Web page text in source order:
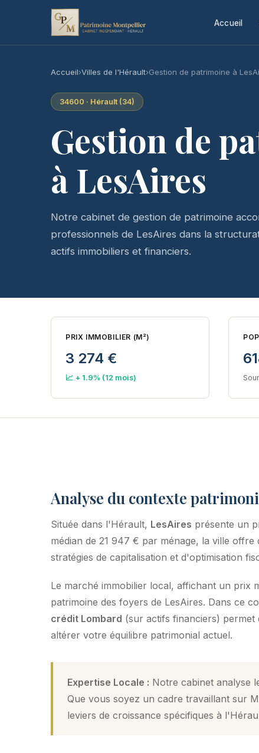
Accueil
Accueil›Villes de l'Hérault›Gestion de patrimoine à
34600 · Hérault (34)
Gestion de
à LesAires
Notre cabinet de gestion de patrimoine
professionnels de LesAires dans la
actifs immobiliers et financiers.
PRIX IMMOBILIER (M²)
3 274 €
📈 + 1.9% (12 mois)
Analyse du contexte
Située dans l'Hérault, LesAires présente un
médian de 21 947 € par ménage, la ville
stratégies de capitalisation et d'optimisation
Le marché immobilier local, affichant un prix
patrimoine des foyers de LesAires. Dans ce
crédit Lombard (sur actifs financiers) permet
altérer votre équilibre patrimonial actuel.
Expertise Locale : Notre cabinet analyse
Que vous soyez un cadre travaillant sur
leviers de croissance spécifiques à